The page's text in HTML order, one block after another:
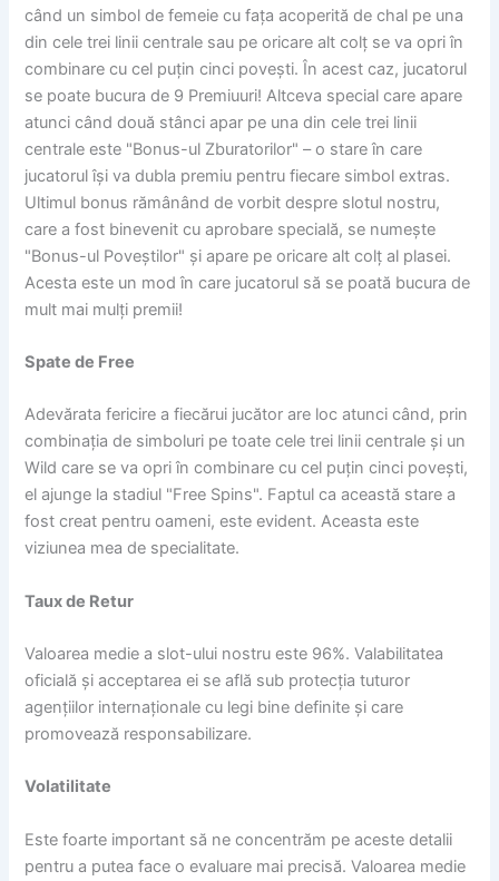
când un simbol de femeie cu fața acoperită de chal pe una
din cele trei linii centrale sau pe oricare alt colț se va opri în
combinare cu cel puțin cinci povești. În acest caz, jucatorul
se poate bucura de 9 Premiuuri! Altceva special care apare
atunci când două stânci apar pe una din cele trei linii
centrale este "Bonus-ul Zburatorilor" – o stare în care
jucatorul își va dubla premiu pentru fiecare simbol extras.
Ultimul bonus rămânând de vorbit despre slotul nostru,
care a fost binevenit cu aprobare specială, se numește
"Bonus-ul Poveștilor" și apare pe oricare alt colț al plasei.
Acesta este un mod în care jucatorul să se poată bucura de
mult mai mulți premii!
Spate de Free
Adevărata fericire a fiecărui jucător are loc atunci când, prin
combinația de simboluri pe toate cele trei linii centrale și un
Wild care se va opri în combinare cu cel puțin cinci povești,
el ajunge la stadiul "Free Spins". Faptul ca această stare a
fost creat pentru oameni, este evident. Aceasta este
viziunea mea de specialitate.
Taux de Retur
Valoarea medie a slot-ului nostru este 96%. Valabilitatea
oficială și acceptarea ei se află sub protecția tuturor
agențiilor internaționale cu legi bine definite și care
promovează responsabilizare.
Volatilitate
Este foarte important să ne concentrăm pe aceste detalii
pentru a putea face o evaluare mai precisă. Valoarea medie